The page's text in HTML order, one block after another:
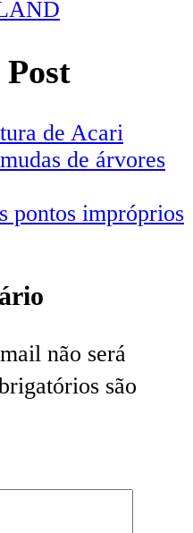
Post
de Acari
de árvores
pontos impróprios
não será
são